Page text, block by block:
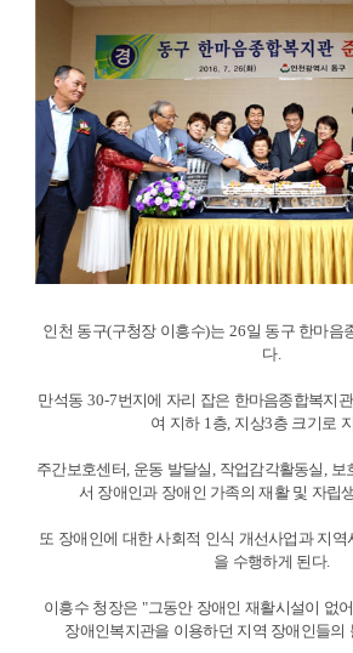
인천 동구(구청장 이흥수)는 26일 동구 한마음
다.
만석동 30-7번지에 자리 잡은 한마음종합복지
여 지하 1층, 지상3층 크기로
주간보호센터, 운동 발달실, 작업감각활동실, 보
서 장애인과 장애인 가족의 재활 및 자립
또 장애인에 대한 사회적 인식 개선사업과 지
을 수행하게 된다.
이흥수 청장은 "그동안 장애인 재활시설이 없
장애인복지관을 이용하던 지역 장애인들의